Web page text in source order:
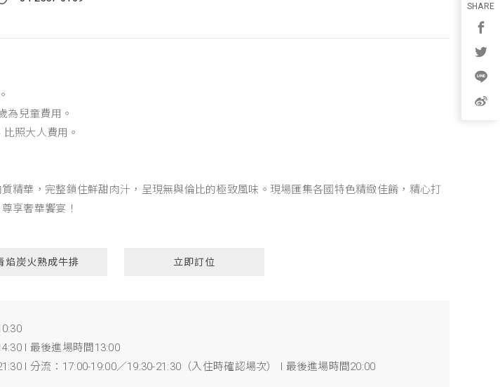
為兒童費用。
照大人費用。
精華，完整鎖住鮮甜肉汁，呈現無與倫比的極致風味。現場匯集各國特色精緻佳餚，精心打
享奢華饗宴！
焰炭火熟成牛排 立即訂位
l 最後進場時間13:00
l 分流：17:00-19:00／19:30-21:30（入住時確認場次） l 最後進場時間20:00
SHARE